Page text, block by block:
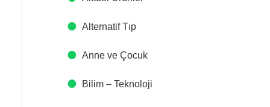
Alternatif Tıp
Anne ve Çocuk
Bilim – Teknoloji